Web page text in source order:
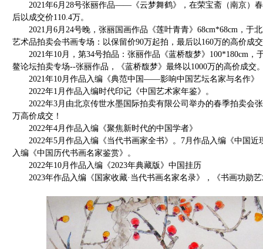
2021年6月28号张丽作品——《云梦舞鹤》，在荣宝斋（南京）春
后以成交价110.4万。
2021月6月24号晚，张丽国画作品《莲叶青青》68cm*68cm，于
艺术品拍卖会书画专场：以保留价90万起拍，最后以160万的高价成
2021年10月，第34号拍品：张丽作品《蓝桥馥梦》100*180cm，
鳌论坛拍卖专场--张丽作品，《蓝桥馥梦》最终以1000万的高价成交
2021年10月作品入编《典范中国——影响中国艺坛名家与名作》
2022年1月作品入编时代印记《中国艺术家年鉴》。
2022年3月由北京传世水墨国际拍卖有限公司举办的春季拍卖会张
万高价成交！
2022年4月作品入编《聚焦新时代的中国学者》
2022年5月作品入编《当代书画家全书》。7月作品入编《中国近
入编《中国历代书画名家鉴赏》。
2022年10月作品入编《2023年典藏版》中国挂历
2023年作品入编《国家收藏·当代书画名家名录》，《书画功勋艺